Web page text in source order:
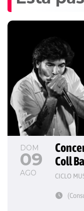
DOM
09
AGO
Coll
CICLO